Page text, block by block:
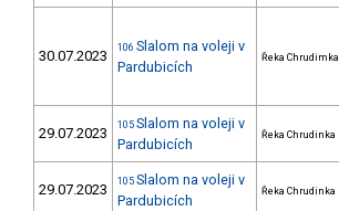
30.07.2023 106 Slalom na voleji v
Pardubicích
Řeka Chrudimka
29.07.2023 105 Slalom na voleji v
Pardubicích
Řeka Chrudinka
29.07.2023 105 Slalom na voleji v
Pardubicích
Řeka Chrudinka